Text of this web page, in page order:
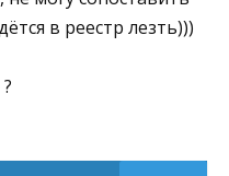
в реестр лезть)))